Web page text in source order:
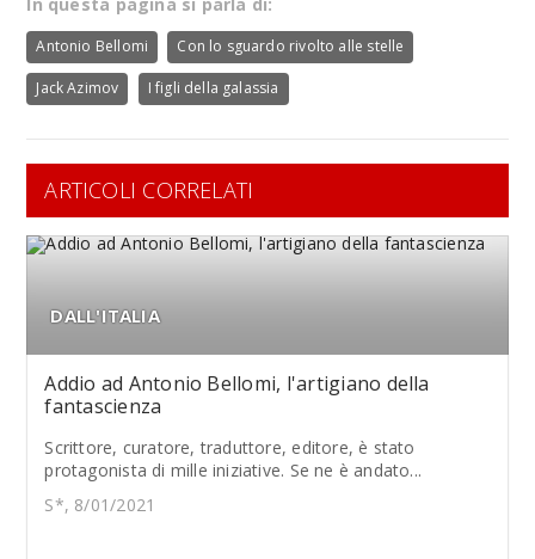
Antonio Bellomi Con lo sguardo rivolto alle stelle
Jack Azimov I figli della galassia
ARTICOLI CORRELATI
DALL'ITALIA
Addio ad Antonio Bellomi, l'artigiano della
fantascienza
Scrittore, curatore, traduttore, editore, è stato
protagonista di mille iniziative. Se ne è andato...
S*, 8/01/2021